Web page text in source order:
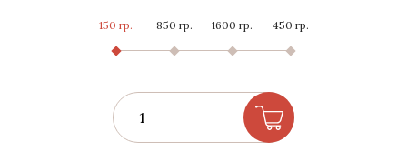
150 гр. 850 гр. 1600 гр. 450 гр.